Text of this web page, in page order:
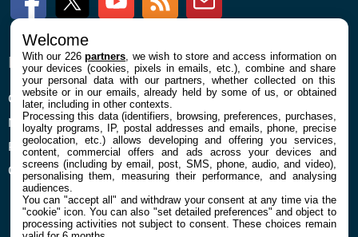
ENTREPRISE
Confidentialité et Cookies
Mentions légales et CGU
Préférences Cookies
Qui sommes nous
À PROPOS
Contact
Welcome
With our 226partners , we wish to store and access information on
your devices (cookies, pixels in emails, etc.), combine and share
your personal data with our partners, whether collected on this
website or in our emails, already held by some of us, or obtained
later, including in other contexts.
Processing this data (identifiers, browsing, preferences, purchases,
loyalty programs, IP, postal addresses and emails, phone, precise
geolocation, etc.) allows developing and offering you services,
content, commercial offers and ads across your devices and
screens (including by email, post, SMS, phone, audio, and video),
personalising them, measuring their performance, and analysing
audiences.
You can "accept all" and withdraw your consent at any time via the
"cookie" icon. You can also "set detailed preferences" and object to
processing activities not subject to consent. These choices remain